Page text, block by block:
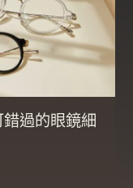
過的眼鏡細